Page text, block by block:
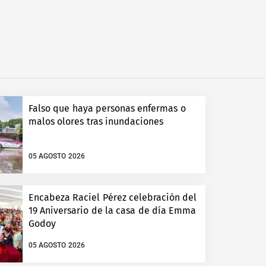
Falso que haya personas enfermas o
malos olores tras inundaciones
05 AGOSTO 2026
Encabeza Raciel Pérez celebración del
19 Aniversario de la casa de día Emma
Godoy
05 AGOSTO 2026